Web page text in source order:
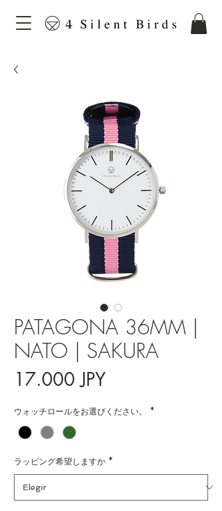
PATAGONA 36MM |
NATO | SAKURA
17.000 JPYPrecio
ウォッチロールをお選びください。 *
ラッピング希望しますか *